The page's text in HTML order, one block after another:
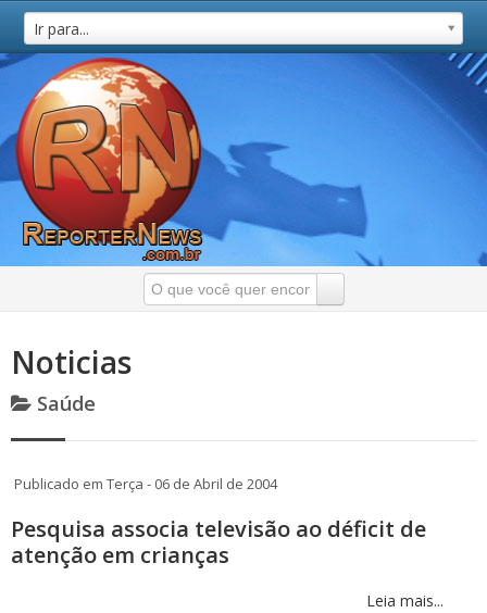
Ir para...
Noticias
Saúde
Publicado em Terça - 06 de Abril de 2004
Pesquisa associa televisão ao déficit de
atenção em crianças
Leia mais...